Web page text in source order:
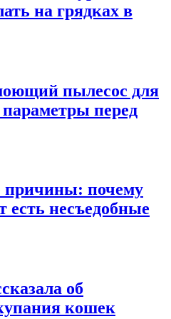
на грядках в
пылесос для
перед
причины: почему
несъедобные
об
кошек